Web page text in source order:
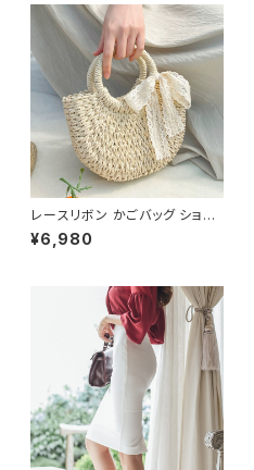
夏コーデ K-B0212
レースリボン かごバッグ ショル
ダーバッグ レディース 韓国風
春夏 ナチュラルスタイル リゾー
¥6,980